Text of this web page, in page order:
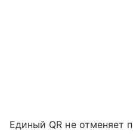
Единый QR не отменяет